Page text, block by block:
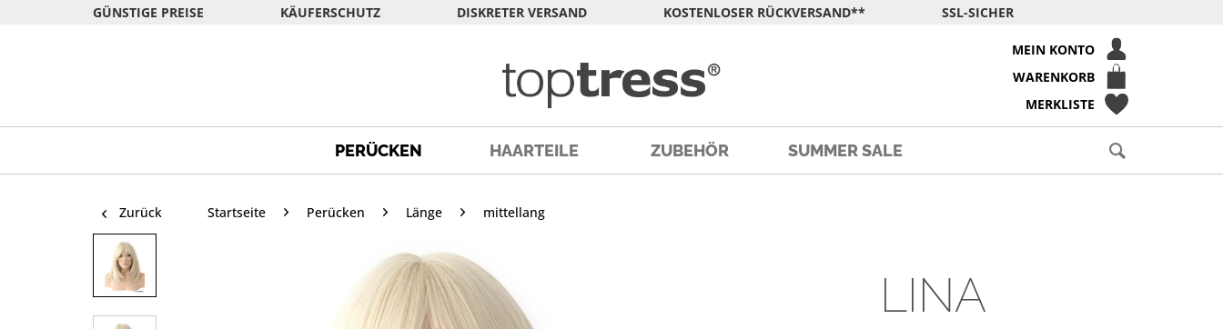
GÜNSTIGE PREISE KÄUFERSCHUTZ DISKRETER VERSAND KOSTENLOSER RÜCKVERSAND** SSL-SICHER
MEIN KONTO
WARENKORB
MERKLISTE
PERÜCKEN HAARTEILE ZUBEHÖR SUMMER SALE
Zurück Startseite Perücken Länge mittellang
LINA